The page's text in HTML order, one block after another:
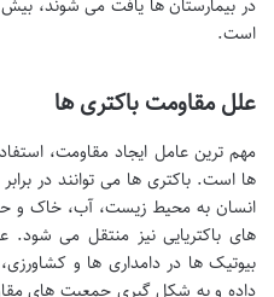
است.
علل مقاومت باکتری ها
مهم ترین عامل ایجاد مقاومت،
ها است. باکتری ها می توانند در
انسان به محیط زیست، آب، خاک و
های باکتریایی نیز منتقل می شود.
بیوتیک ها در دامداری ها و
داده و به شکل گیری جمعیت های